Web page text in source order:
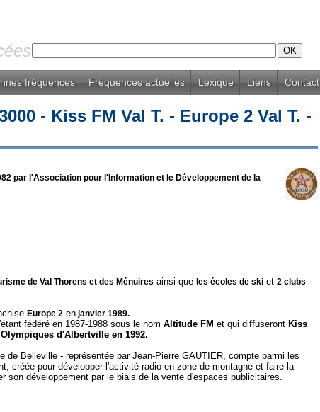
fréquences Fréquences actuelles Lexique Liens Contact
- Kiss FM Val T. - Europe 2 Val T. -
par l'Association pour l'Information et le Développement de la
de Val Thorens et des Ménuires ainsi que les écoles de ski et 2 clubs
Europe 2 en janvier 1989.
fédéré en 1987-1988 sous le nom Altitude FM et qui diffuseront Kiss
d'Albertville en 1992.
de Belleville - représentée par Jean-Pierre GAUTIER, compte parmi les
créée pour développer l'activité radio en zone de montagne et faire la
développement par le biais de la vente d'espaces publicitaires.